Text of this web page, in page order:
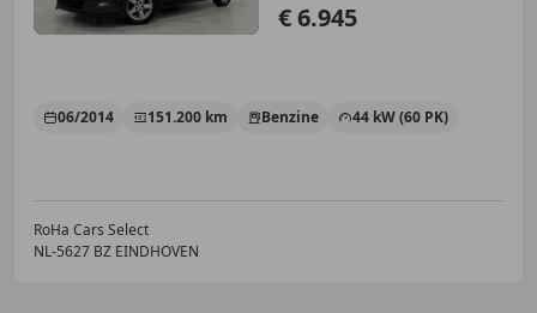
€ 6.945
06/2014 151.200 km Benzine 44 kW (60 PK)
RoHa Cars Select
NL-5627 BZ EINDHOVEN